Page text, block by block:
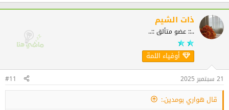
نتلم مع العائلة الكبيرة الا نادرا.
على كل ربي يحفظ الجميع و يرزقهم الخير
ذات الشيم
..:: عضو متألق ::..
أوفياء اللمة
21 سبتمبر 2025 #11
قال هواري بومدين.: